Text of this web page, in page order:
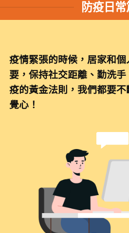
防疫日常
疫情緊張的時候，居家和
要，保持社交距離、勤洗
疫的黃金法則，我們都要
覺心！